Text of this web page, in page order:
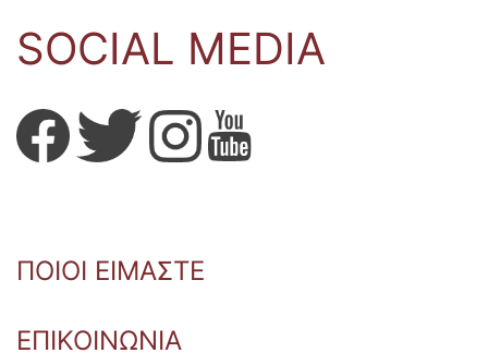
SOCIAL MEDIA
ΠΟΙΟΙ ΕΙΜΑΣΤΕ
ΕΠΙΚΟΙΝΩΝΙΑ